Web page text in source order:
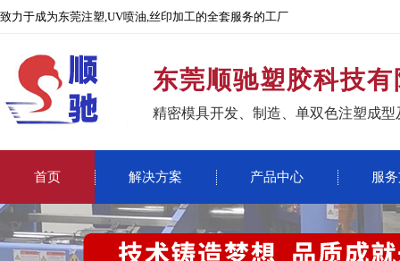
致力于成为东莞注塑,UV喷油,丝印加工的全套服务的工厂
东莞顺驰塑胶科技
精密模具开发、制造、单双色注塑成
首页 解决方案 产品中心 服